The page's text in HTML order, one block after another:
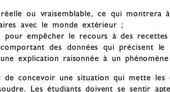
ou vraisemblable, ce qui montrera
avec le monde extérieur ;
pour empêcher le recours à des
comportant des données qui précisent
explication raisonnée à un
de concevoir une situation qui mette
Les étudiants doivent se sentir